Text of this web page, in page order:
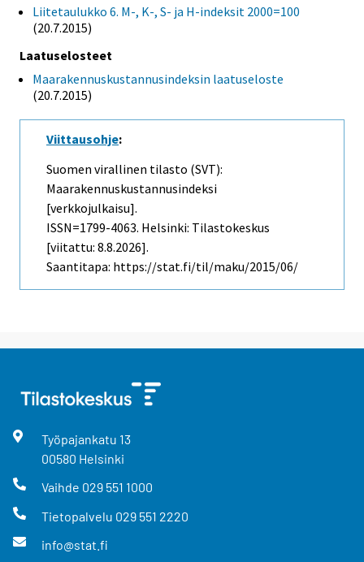
Liitetaulukko 6. M-, K-, S- ja H-indeksit 2000=100
(20.7.2015)
Laatuselosteet
Maarakennuskustannusindeksin laatuseloste
(20.7.2015)
Viittausohje:
Suomen virallinen tilasto (SVT):
Maarakennuskustannusindeksi
[verkkojulkaisu].
ISSN=1799-4063. Helsinki: Tilastokeskus
[viitattu: 8.8.2026].
Saantitapa: https://stat.fi/til/maku/2015/06/
Työpajankatu 13
00580 Helsinki
Vaihde 029 551 1000
Tietopalvelu 029 551 2220
info@stat.fi